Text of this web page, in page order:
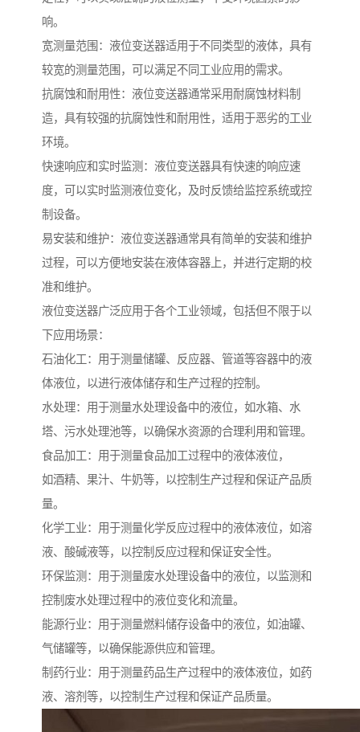
响。
宽测量范围：液位变送器适用于不同类型的液体，具有
较宽的测量范围，可以满足不同工业应用的需求。
抗腐蚀和耐用性：液位变送器通常采用耐腐蚀材料制
造，具有较强的抗腐蚀性和耐用性，适用于恶劣的工业
环境。
快速响应和实时监测：液位变送器具有快速的响应速
度，可以实时监测液位变化，及时反馈给监控系统或控
制设备。
易安装和维护：液位变送器通常具有简单的安装和维护
过程，可以方便地安装在液体容器上，并进行定期的校
准和维护。
液位变送器广泛应用于各个工业领域，包括但不限于以
下应用场景：
石油化工：用于测量储罐、反应器、管道等容器中的液
体液位，以进行液体储存和生产过程的控制。
水处理：用于测量水处理设备中的液位，如水箱、水
塔、污水处理池等，以确保水资源的合理利用和管理。
食品加工：用于测量食品加工过程中的液体液位，
如酒精、果汁、牛奶等，以控制生产过程和保证产品质
量。
化学工业：用于测量化学反应过程中的液体液位，如溶
液、酸碱液等，以控制反应过程和保证安全性。
环保监测：用于测量废水处理设备中的液位，以监测和
控制废水处理过程中的液位变化和流量。
能源行业：用于测量燃料储存设备中的液位，如油罐、
气储罐等，以确保能源供应和管理。
制药行业：用于测量药品生产过程中的液体液位，如药
液、溶剂等，以控制生产过程和保证产品质量。